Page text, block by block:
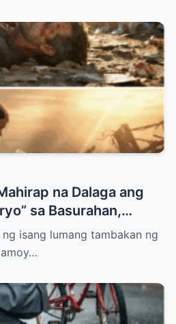
na Dalaga ang
sa Basurahan,
na Nagpabago sa
isang lumang tambakan ng